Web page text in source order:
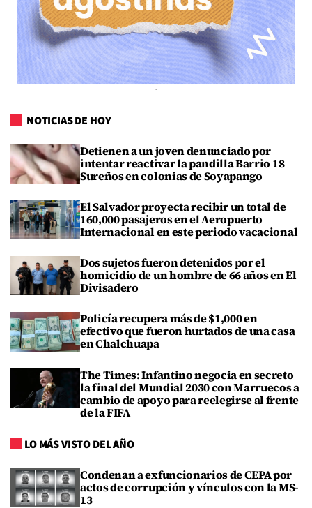
NOTICIAS DE HOY
Detienen a un joven denunciado por
intentar reactivar la pandilla Barrio 18
Sureños en colonias de Soyapango
El Salvador proyecta recibir un total de
160,000 pasajeros en el Aeropuerto
Internacional en este periodo vacacional
Dos sujetos fueron detenidos por el
homicidio de un hombre de 66 años en El
Divisadero
Policía recupera más de $1,000 en
efectivo que fueron hurtados de una casa
en Chalchuapa
The Times: Infantino negocia en secreto
la final del Mundial 2030 con Marruecos a
cambio de apoyo para reelegirse al frente
de la FIFA
LO MÁS VISTO DEL AÑO
Condenan a exfuncionarios de CEPA por
actos de corrupción y vínculos con la MS-
13